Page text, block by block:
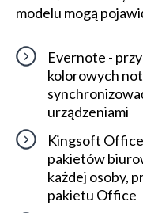
modelu mogą
Evernote -
kolorowych
urządzeniami
Kingsoft
pakietów
każdej osoby,
pakietu Office